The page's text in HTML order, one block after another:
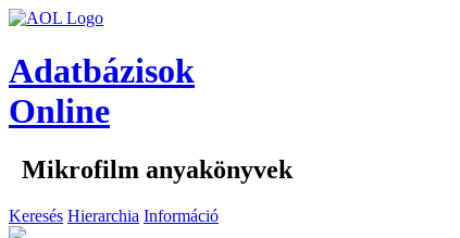
Adatbázisok
Online
Mikrofilm anyakönyvek
Keresés Hierarchia Információ